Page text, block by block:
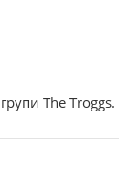
The Troggs.